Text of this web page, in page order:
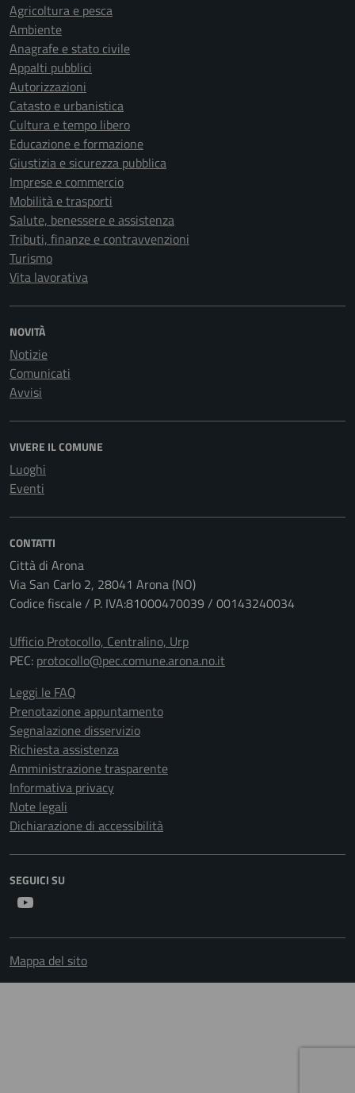
Agricoltura e pesca
Ambiente
Anagrafe e stato civile
Appalti pubblici
Autorizzazioni
Catasto e urbanistica
Cultura e tempo libero
Educazione e formazione
Giustizia e sicurezza pubblica
Imprese e commercio
Mobilità e trasporti
Salute, benessere e assistenza
Tributi, finanze e contravvenzioni
Turismo
Vita lavorativa
NOVITÀ
Notizie
Comunicati
Avvisi
VIVERE IL COMUNE
Luoghi
Eventi
CONTATTI
Città di Arona
Via San Carlo 2, 28041 Arona (NO)
Codice fiscale / P. IVA:81000470039 / 00143240034
Ufficio Protocollo, Centralino, Urp
PEC: protocollo@pec.comune.arona.no.it
Leggi le FAQ
Prenotazione appuntamento
Segnalazione disservizio
Richiesta assistenza
Amministrazione trasparente
Informativa privacy
Note legali
Dichiarazione di accessibilità
SEGUICI SU
Mappa del sito